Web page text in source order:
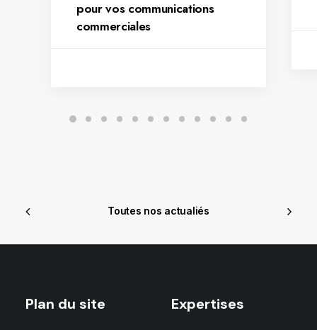
pour vos communications
commerciales
Toutes nos actualiés
Plan du site Expertises